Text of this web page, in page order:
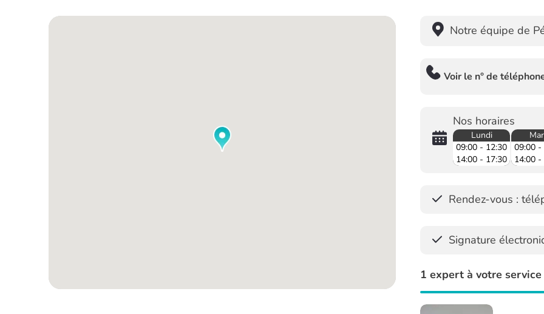
Notre équipe de
Voir le n° de
Nos horaires
Lundi
09:00 - 12:30
14:00 - 17:30
09:00 -
14:00 -
Rendez-vous :
Signature
1 expert à votre service